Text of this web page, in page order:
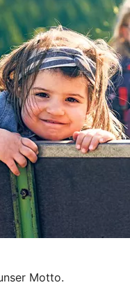
Motto.